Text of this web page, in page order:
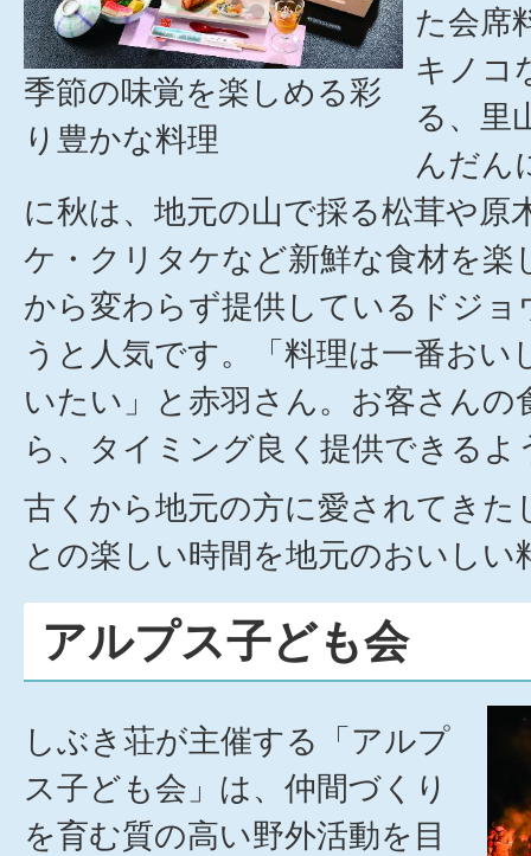
季節の味覚を楽しめる彩
り豊かな料理
た会席
キノコ
る、里
んだん
に秋は、地元の山で採る松茸や原
ケ・クリタケなど新鮮な食材を楽
から変わらず提供しているドジ
うと人気です。「料理は一番おい
いたい」と赤羽さん。お客さんの
ら、タイミング良く提供できる
古くから地元の方に愛されてきた
との楽しい時間を地元のおいし
アルプス子ども会
しぶき荘が主催する「アルプ
ス子ども会」は、仲間づくり
を育む質の高い野外活動を目